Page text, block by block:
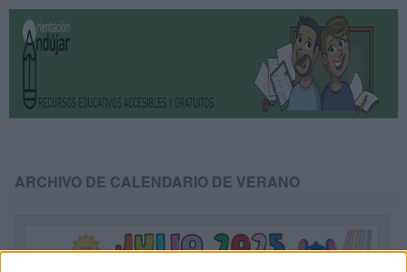
ARCHIVO DE CALENDARIO DE VERANO